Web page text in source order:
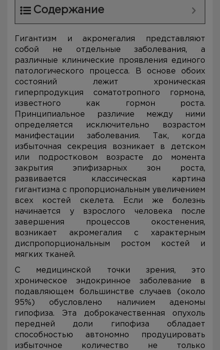
Содержание
Гигантизм и акромегалия представляют
собой не отдельные заболевания, а
различные клинические проявления единого
патологического процесса. В основе обоих
состояний лежит хроническая
гиперпродукция соматотропного гормона,
известного как гормон роста.
Принципиальное различие между ними
определяется исключительно возрастом
манифестации заболевания. Так, когда
избыточная секреция возникает в детском
или подростковом возрасте до момента
закрытия эпифизарных зон роста,
развивается классическая картина
гигантизма с пропорциональным увеличением
всех костей скелета. Если же болезнь
начинается у взрослого человека после
завершения процессов окостенения,
возникает акромегалия с характерным
диспропорциональным ростом костей и
мягких тканей.
С медицинской точки зрения, это
хроническое эндокринное заболевание в
подавляющем большинстве случаев (около
95%) обусловлено наличием аденомы
гипофиза. Эта доброкачественная опухоль
передней доли гипофиза обладает
способностью автономно продуцировать
избыточное количество не только